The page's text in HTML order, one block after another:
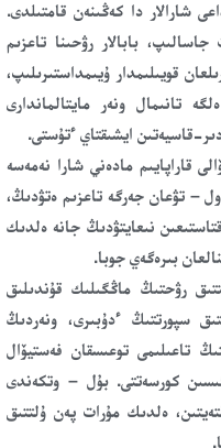
شارالار دا كەڭىنەن قامتىلدى.
بابالار رۋحىنا تاعزىم
قويىلىمدار ۇيىمداستىرىلىپ،
تانىمال ونەر مايتالماندارى
قاسيەتىن ايشىقتاي ءتۇستى.
قاراپايىم مادەني شارا نەمەسە
– تۋعان جەرگە تاعزىم ەتۋدىڭ،
نىعايتۋدىڭ جانە ەلدىك
بىرەگەي جوبا.
رۋحتىڭ ماڭگىلىك قۇندىلىق
سپورتتىڭ ءدۇبىرى، ونەردىڭ
تاعىلىمى توعىسقان فەستيۆال
كورسەتتى. بۇل – وتكەندى
ەلدىك مۇرات پەن ۇلتتىق